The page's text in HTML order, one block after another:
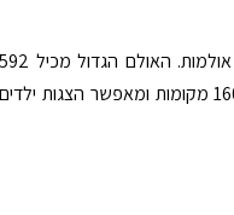
היכל התרבות של באר שבע הוא היכל גדול הכולל שני אולמות. האולם הגדול מכיל 592
מקומות והוא מיועד להפקות גדולות. האולם הקטן מכיל 160 מקומות ומאפשר הצגות ילדים